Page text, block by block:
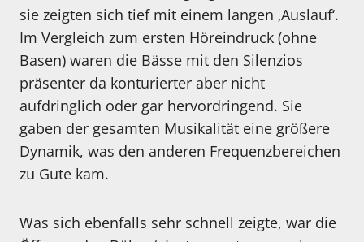
sie zeigten sich tief mit einem langen ‚Auslauf‘.
Im Vergleich zum ersten Höreindruck (ohne
Basen) waren die Bässe mit den Silenzios
präsenter da konturierter aber nicht
aufdringlich oder gar hervordringend. Sie
gaben der gesamten Musikalität eine größere
Dynamik, was den anderen Frequenzbereichen
zu Gute kam.
Was sich ebenfalls sehr schnell zeigte, war die